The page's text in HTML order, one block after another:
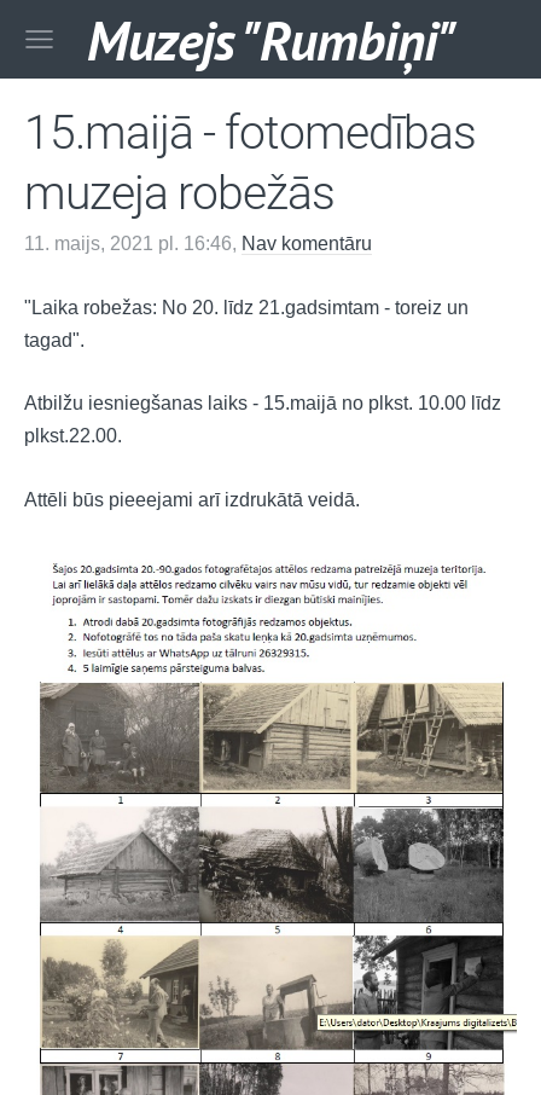
Muzejs "Rumbiņi"
15.maijā - fotomedības
muzeja robežās
11. maijs, 2021 pl. 16:46, Nav komentāru
"Laika robežas: No 20. līdz 21.gadsimtam - toreiz un
tagad".
Atbilžu iesniegšanas laiks - 15.maijā no plkst. 10.00 līdz
plkst.22.00.
Attēli būs pieeejami arī izdrukātā veidā.